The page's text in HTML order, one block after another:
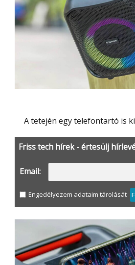
A tetején egy telefontartó is
Friss tech hírek - értesülj
Email:
Engedélyezem adataim tárolását